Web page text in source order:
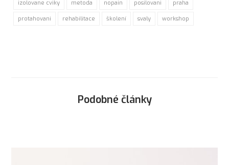
izolovane cviky metoda nopain posilovani praha
protahovani rehabilitace školení svaly workshop
Podobné články